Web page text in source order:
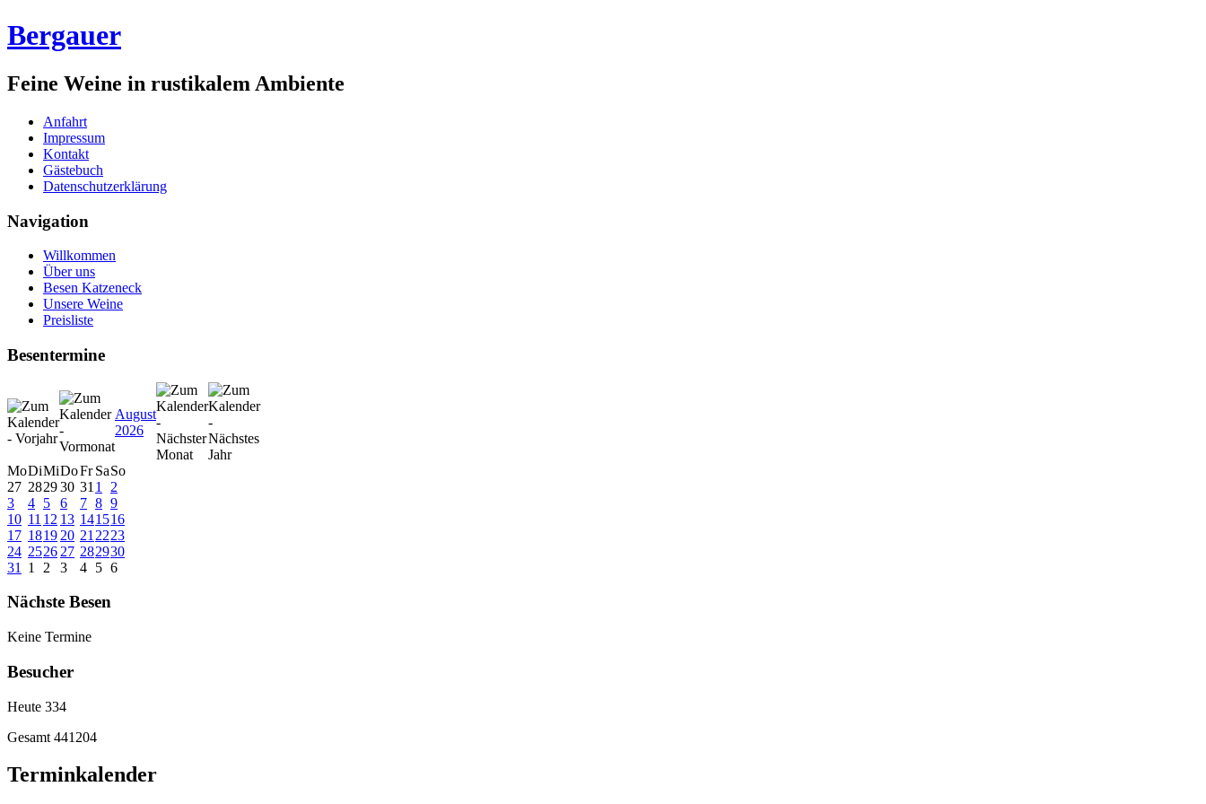
Bergauer
Feine Weine in rustikalem Ambiente
Anfahrt
Impressum
Kontakt
Gästebuch
Datenschutzerklärung
Navigation
Willkommen
Über uns
Besen Katzeneck
Unsere Weine
Preisliste
Besentermine
August
2026
MoDiMiDoFr SaSo
27 282930 31 1
2
3
4 5 6 7 8 9
10 11 12 13 141516
17 1819 20 21 2223
24 2526 27 282930
31
1 2 3 4 5 6
Nächste Besen
Keine Termine
Besucher
Heute 334
Gesamt 441204
Terminkalender